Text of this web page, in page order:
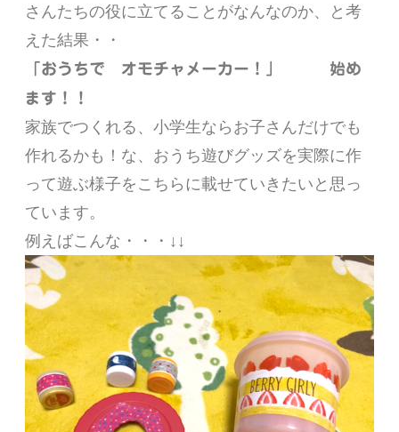
さんたちの役に立てることがなんなのか、と考
えた結果・・
「おうちで オモチャメーカー！」 始め
ます！！
家族でつくれる、小学生ならお子さんだけでも
作れるかも！な、おうち遊びグッズを実際に作
って遊ぶ様子をこちらに載せていきたいと思っ
ています。
例えばこんな・・・↓↓